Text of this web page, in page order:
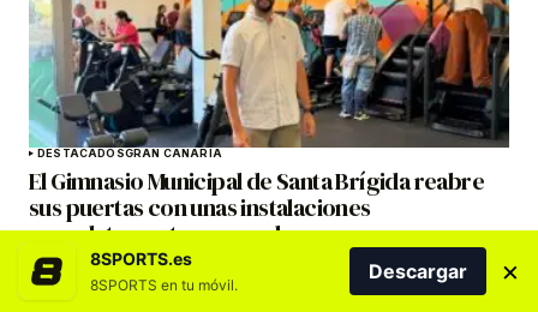
DESTACADOSGRAN CANARIA
El Gimnasio Municipal de Santa Brígida reabre
sus puertas con unas instalaciones
completamente renovadas
8SPORTS.es
8SPORTS en tu móvil.
Descargar ×